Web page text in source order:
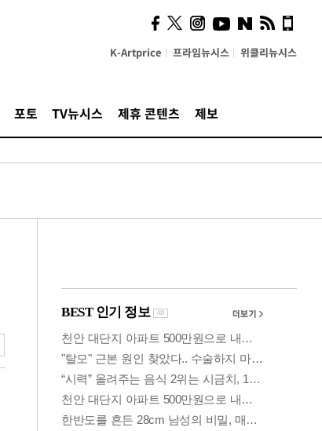
K-Artprice 프라임뉴시스 위클리뉴시스
포토 TV뉴시스 제휴 콘텐츠 제보
시, 스마트폰 액세서리에
NFC 더했다